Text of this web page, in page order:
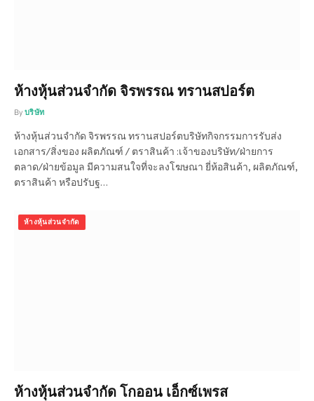
ห้างหุ้นส่วนจำกัด จิรพรรณ ทรานสปอร์ต
By บริษัท
ห้างหุ้นส่วนจำกัด จิรพรรณ ทรานสปอร์ตบริษัทกิจกรรมการรับส่ง
เอกสาร/สิ่งของ ผลิตภัณฑ์ / ตราสินค้า :เจ้าของบริษัท/ฝ่ายการ
ตลาด/ฝ่ายข้อมูล มีความสนใจที่จะลงโฆษณา ยี่ห้อสินค้า, ผลิตภัณฑ์,
ตราสินค้า หรือปรับฐ…
ห้างหุ้นส่วนจำกัด
ห้างหุ้นส่วนจำกัด โกออน เอ็กซ์เพรส